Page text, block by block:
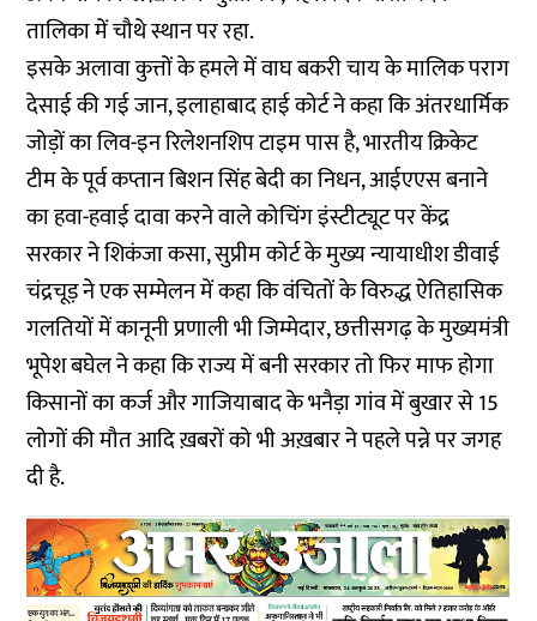
तालिका में चौथे स्थान पर रहा.
इसके अलावा कुत्तों के हमले में वाघ बकरी चाय के मालिक पराग
देसाई की गई जान, इलाहाबाद हाई कोर्ट ने कहा कि अंतरधार्मिक
जोड़ों का लिव-इन रिलेशनशिप टाइम पास है, भारतीय क्रिकेट
टीम के पूर्व कप्तान बिशन सिंह बेदी का निधन, आईएएस बनाने
का हवा-हवाई दावा करने वाले कोचिंग इंस्टीट्यूट पर केंद्र
सरकार ने शिकंजा कसा, सुप्रीम कोर्ट के मुख्य न्यायाधीश डीवाई
चंद्रचूड़ ने एक सम्मेलन में कहा कि वंचितों के विरुद्ध ऐतिहासिक
गलतियों में कानूनी प्रणाली भी जिम्मेदार, छत्तीसगढ़ के मुख्यमंत्री
भूपेश बघेल ने कहा कि राज्य में बनी सरकार तो फिर माफ होगा
किसानों का कर्ज और गाजियाबाद के भनैड़ा गांव में बुखार से 15
लोगों की मौत आदि ख़बरों को भी अख़बार ने पहले पन्ने पर जगह
दी है.